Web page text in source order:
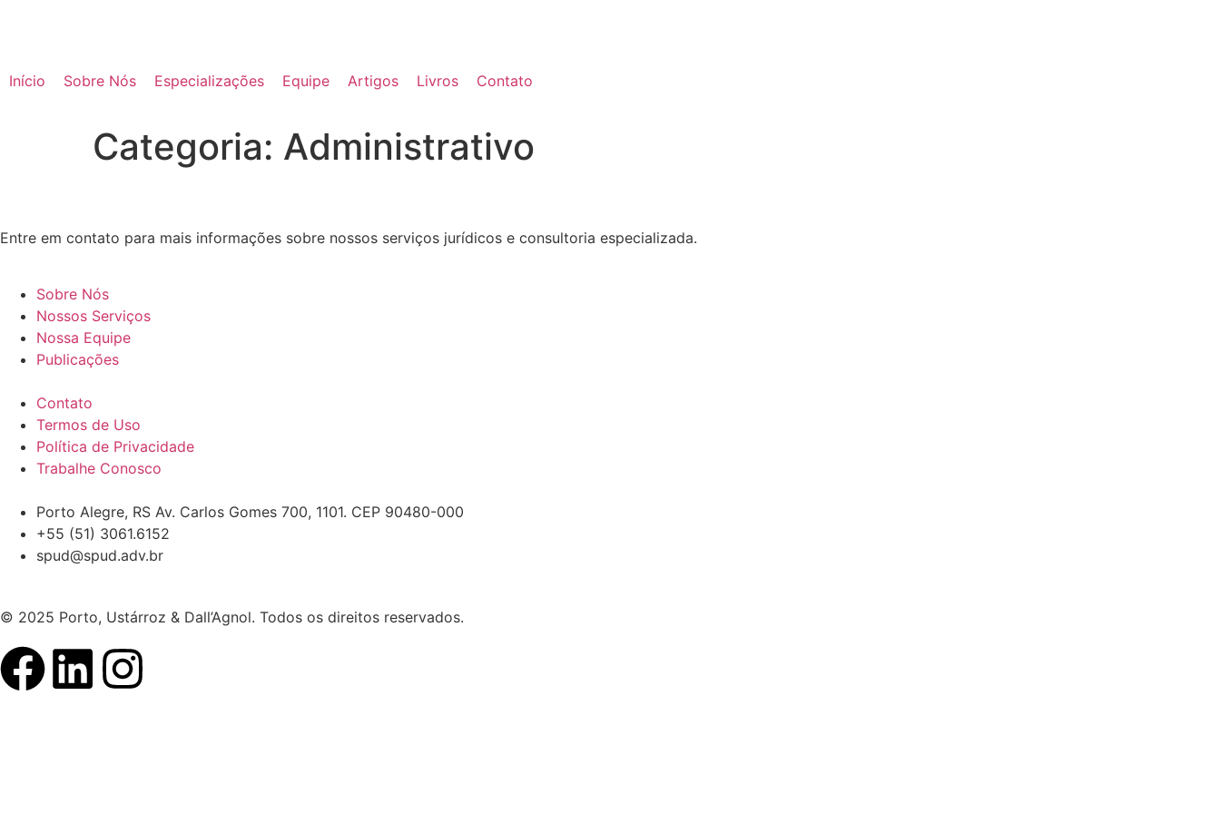
Início Sobre Nós Especializações Equipe Artigos Livros Contato
Categoria: Administrativo
Entre em contato para mais informações sobre nossos serviços jurídicos e consultoria especializada.
Sobre Nós
Nossos Serviços
Nossa Equipe
Publicações
Contato
Termos de Uso
Política de Privacidade
Trabalhe Conosco
Porto Alegre, RS Av. Carlos Gomes 700, 1101. CEP 90480-000
+55 (51) 3061.6152
spud@spud.adv.br
© 2025 Porto, Ustárroz & Dall’Agnol. Todos os direitos reservados.